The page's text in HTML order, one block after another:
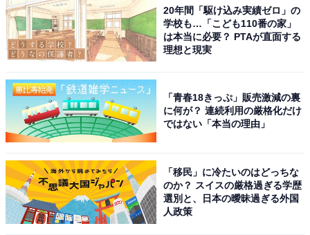
「ガリバー専用 ガリバーライス」
円）
20年間「駆け込み実績ゼロ」の
学校も…「こども110番の家」
は本当に必要？ PTAが直面する
理想と現実
「青春18きっぷ」販売激減の裏
に何が？ 連続利用の厳格化だけ
ではない「本当の理由」
「移民」に冷たいのはどっちな
のか？ スイスの厳格過ぎる学歴
選別と、日本の曖昧過ぎる外国
人政策